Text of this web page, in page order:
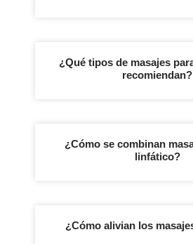
¿Qué tipos de masajes
recomiendan?
¿Cómo se combinan
linfático?
¿Cómo alivian los